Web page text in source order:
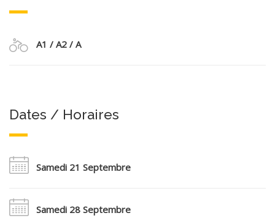
A1 / A2 / A
Dates / Horaires
Samedi 21 Septembre
Samedi 28 Septembre